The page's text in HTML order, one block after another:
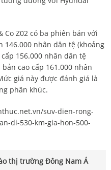
Co Z02 có ba phiên bản với
nhân dân tệ (khoảng
156.000 nhân dân tệ
cao cấp 161.000 nhân
giá này được đánh giá là
phân khúc.
suv-dien-rong-
di-530-km-gia-hon-500-
thị trường Đông Nam Á